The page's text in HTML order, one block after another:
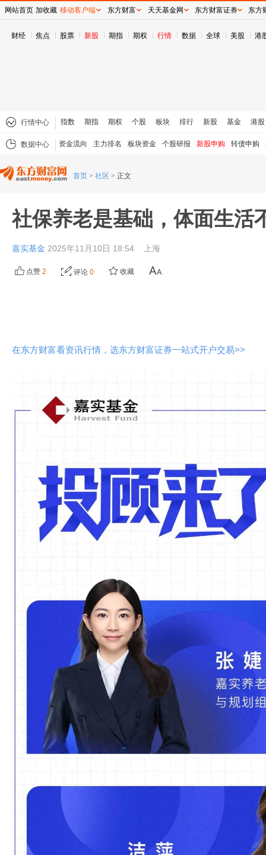
财经 焦点 股票 新股 期指 期权 行情 数据 全球 美股 港
行情中心 指数 期指 期权 个股 板块 排行 新股 基金 港股
数据中心 资金流向 主力排名 板块资金 个股研报 新股申购 转债申购
首页 > 社区 > 正文
社保养老是基础，体面生活
嘉实基金 2025年11月10日 18:54 上海
点赞 2 评论 0 收藏
在东方财富看资讯行情，选东方财富证券一站式开户交易>>
网站首页 加收藏 移动客户端 东方财富 天天基金网 东方财富证券 东方